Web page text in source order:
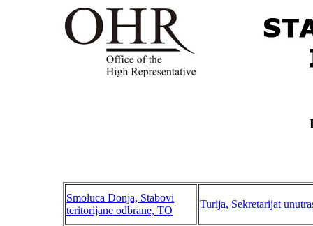
Smoluca Donja, Stabovi
teritorijane odbrane, TO
Turija, Sekretarijat